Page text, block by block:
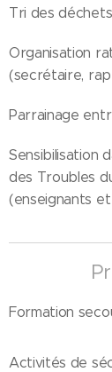
Tri des déchets
Organisation
(secrétaire,
Parrainage
Sensibilisation
des Troubles
(enseignants
Formation
Activités de